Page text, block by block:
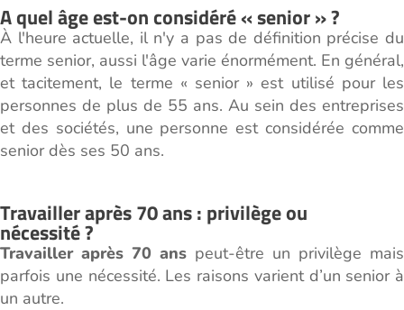
A quel âge est-on considéré « senior » ?
À l'heure actuelle, il n'y a pas de définition précise du
terme senior, aussi l'âge varie énormément. En général,
et tacitement, le terme « senior » est utilisé pour les
personnes de plus de 55 ans. Au sein des entreprises
et des sociétés, une personne est considérée comme
senior dès ses 50 ans.
Travailler après 70 ans : privilège ou
nécessité ?
Travailler après 70 ans peut-être un privilège mais
parfois une nécessité. Les raisons varient d’un senior à
un autre.